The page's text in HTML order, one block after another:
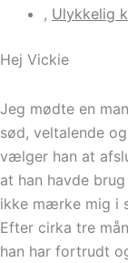
, Ulykkelig
Hej Vickie
Jeg mødte en
sød, veltalende
vælger han at
at han havde
ikke mærke mig i
Efter cirka tre
han har fortrudt